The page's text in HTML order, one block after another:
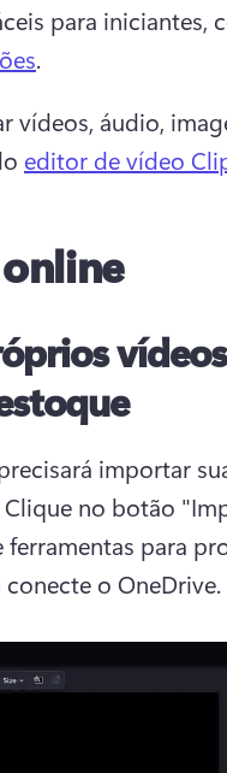
para iniciantes,
.
vídeos, áudio,
editor de vídeo
importar
Clique no botão
para
o OneDrive.